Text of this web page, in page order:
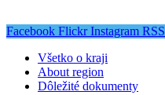
Facebook Flickr Instagram RSS
Všetko o kraji
About region
Dôležité dokumenty